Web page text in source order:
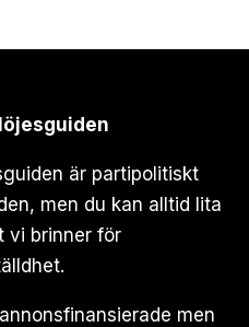
är partipolitiskt
men du kan alltid lita
vi brinner för
men